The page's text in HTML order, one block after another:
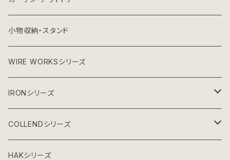
小物収納・スタンド
WIRE WORKSシリーズ
IRONシリーズ
ガーデンシリーズ
グレーインテリア
COLLENDシリーズ
収納雑貨
HAKシリーズ